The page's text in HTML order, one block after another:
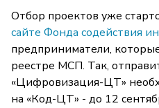
Отбор проектов уже
сайте Фонда содействия
предприниматели,
реестре МСП. Так,
«Цифровизация-ЦТ»
на «Код-ЦТ» - до 12